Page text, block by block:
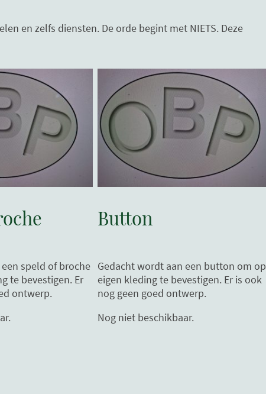
en zelfs diensten. De orde begint met NIETS. Deze
speld of broche
te bevestigen. Er
ontwerp.
Button
Gedacht wordt aan een button om op
eigen kleding te bevestigen. Er is ook
nog geen goed ontwerp.
Nog niet beschikbaar.